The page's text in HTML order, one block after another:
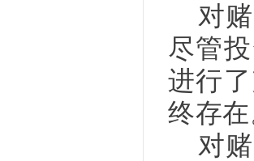
对
尽管
进行
终存在
对